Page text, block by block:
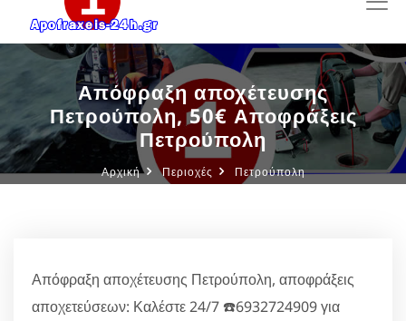
Απόφραξη αποχέτευσης
Πετρούπολη, 50€ Αποφράξεις
Πετρούπολη
Αρχική Περιοχές Πετρούπολη
Απόφραξη αποχέτευσης Πετρούπολη, αποφράξεις
αποχετεύσεων: Καλέστε 24/7 ☎️6932724909 για